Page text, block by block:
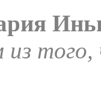
из того,